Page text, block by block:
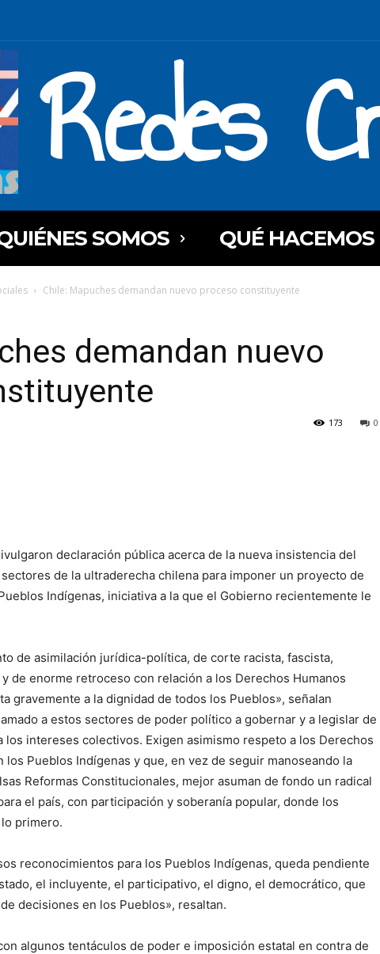
Redes
SOMOS QUÉ HACEMOS
Chile: Mapuches demandan nuevo proceso constituyente
demandan nuevo
0
173
declaración pública acerca de la nueva insistencia del
de la ultraderecha chilena para imponer un proyecto de
Indígenas, iniciativa a la que el Gobierno recientemente le
de asimilación jurídica-política, de corte racista, fascista,
de enorme retroceso con relación a los Derechos Humanos
gravemente a la dignidad de todos los Pueblos», señalan
a estos sectores de poder político a gobernar y a legislar de
los intereses colectivos. Exigen asimismo respeto a los Derechos
Pueblos Indígenas y que, en vez de seguir manoseando la
Reformas Constitucionales, mejor asuman de fondo un radical
el país, con participación y soberanía popular, donde los
primero.
reconocimientos para los Pueblos Indígenas, queda pendiente
el incluyente, el participativo, el digno, el democrático, que
decisiones en los Pueblos», resaltan.
algunos tentáculos de poder e imposición estatal en contra de